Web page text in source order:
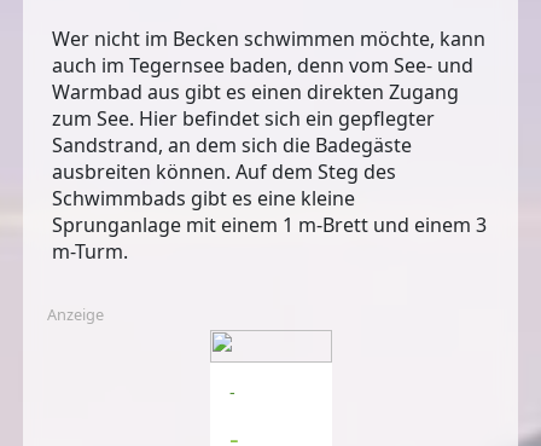
Wer nicht im Becken schwimmen möchte, kann
auch im Tegernsee baden, denn vom See- und
Warmbad aus gibt es einen direkten Zugang
zum See. Hier befindet sich ein gepflegter
Sandstrand, an dem sich die Badegäste
ausbreiten können. Auf dem Steg des
Schwimmbads gibt es eine kleine
Sprunganlage mit einem 1 m-Brett und einem 3
m-Turm.
Anzeige
-
-